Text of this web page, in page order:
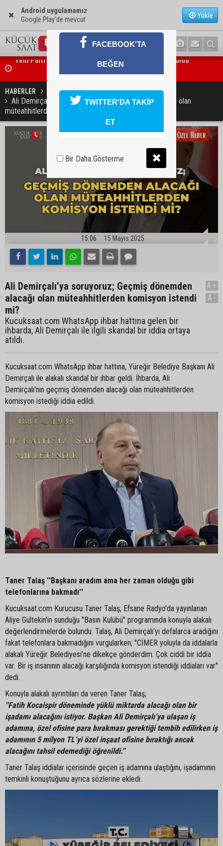
Android uygulamamız
Google Play'de mevcut
Yükle
Feke Belediye Başkanı Cömert Özen, Adana Valisi Mustafa Yavuz’u
ziyaret etti
HABERLER SİYASET
Ali Demirçalı’ya soruyoruz; Geçmiş dönemden alacağı olan
müteahhitlerden komisyon istendi mi?
15:06 15 Mayıs 2025
Ali Demirçalı’ya soruyoruz; Geçmiş dönemden
alacağı olan müteahhitlerden komisyon istendi
mi?
Kucuksaat.com WhatsApp ihbar hattına gelen bir
ihbarda, Ali Demirçalı ile ilgili skandal bir iddia ortaya
atıldı.
A+
A-
Kucuksaat.com WhatsApp ihbar hattına, Yüreğir Belediye Başkanı Ali
Demirçalı ile alakalı skandal bir ihbar geldi. İhbarda, Ali
Demirçalı'nın geçmiş dönemden alacağı olan müteahhitlerden
komisyon istediği iddia edildi.
Taner Talaş ''Başkanı aradım ama her zaman olduğu gibi
telefonlarına bakmadı''
Kucuksaat.com Kurucusu Taner Talaş, Efsane Radyo'da yayınlanan
Aliye Gültekin'in sunduğu ''Basın Kulübü'' programında konuyla alakalı
değerlendirmelerde bulundu. Talaş, Ali Demirçalı'yı defalarca aradığını
fakat telefonlara bakmadığını vurgularken; ''CİMER yoluyla da iddalarla
alakalı Yüreğir Belediyesi’ne dikekçe gönderdim. Çok ciddi bir iddia
var. Bir iş insanının alacağı karşılığında komisyon istendiği iddiaları var''
dedi.
Konuyla alakalı ayrıntıları da veren Taner Talaş;
''Fatih Kocaispir döneminde yüklü miktarda alacağı olan bir
işadamı alacağını istiyor. Başkan Ali Demirçalı’ya ulaşan iş
adamına, özel ofisine para bırakması gerektiği tembih edilirken iş
adamının 5 milyon TL’yi özel inşaat ofisine bıraktığı ancak
alacağını tahsil edemediği öğrenildi.''
Taner Talaş iddialar içerisinde geçen iş adamına ulaştığını, işadamının
temkinli konuştuğunu ayrıca sözlerine ekledi.
FACEBOOK'TA
BEĞEN
TWITTER'DA TAKİP
ET
Bir Daha Gösterme